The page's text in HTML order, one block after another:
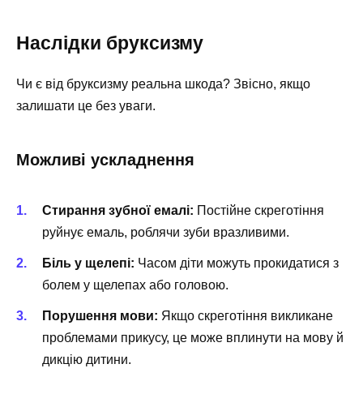
Наслідки бруксизму
Чи є від бруксизму реальна шкода? Звісно, якщо
залишати це без уваги.
Можливі ускладнення
Стирання зубної емалі: Постійне скреготіння
руйнує емаль, роблячи зуби вразливими.
Біль у щелепі: Часом діти можуть прокидатися з
болем у щелепах або головою.
Порушення мови: Якщо скреготіння викликане
проблемами прикусу, це може вплинути на мову й
дикцію дитини.